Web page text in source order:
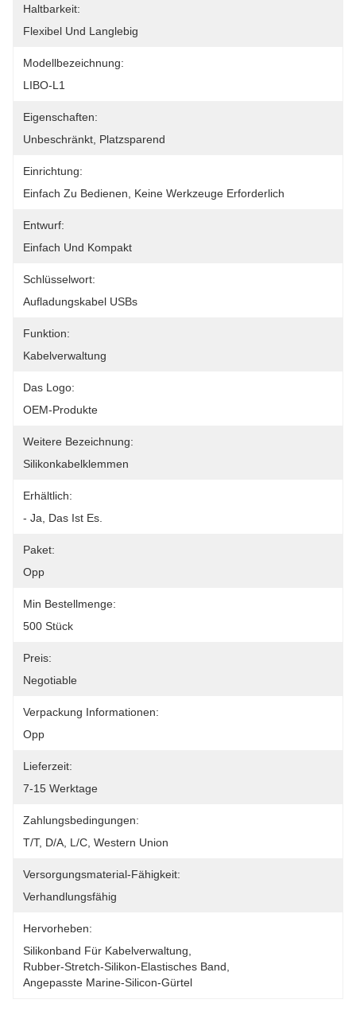
Haltbarkeit:
Flexibel Und Langlebig
Modellbezeichnung:
LIBO-L1
Eigenschaften:
Unbeschränkt, Platzsparend
Einrichtung:
Einfach Zu Bedienen, Keine Werkzeuge Erforderlich
Entwurf:
Einfach Und Kompakt
Schlüsselwort:
Aufladungskabel USBs
Funktion:
Kabelverwaltung
Das Logo:
OEM-Produkte
Weitere Bezeichnung:
Silikonkabelklemmen
Erhältlich:
- Ja, Das Ist Es.
Paket:
Opp
Min Bestellmenge:
500 Stück
Preis:
Negotiable
Verpackung Informationen:
Opp
Lieferzeit:
7-15 Werktage
Zahlungsbedingungen:
T/T, D/A, L/C, Western Union
Versorgungsmaterial-Fähigkeit:
Verhandlungsfähig
Hervorheben:
Silikonband Für Kabelverwaltung
Rubber-Stretch-Silikon-Elastisches Band
Angepasste Marine-Silicon-Gürtel